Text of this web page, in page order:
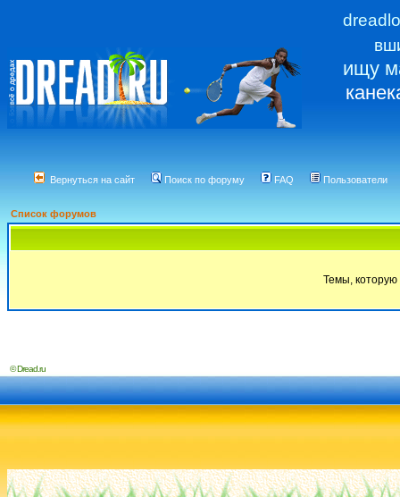
ищу
Вернуться на сайт Поиск по форуму FAQ Пользователи
Список форумов
Темы, которую
© Dread.ru